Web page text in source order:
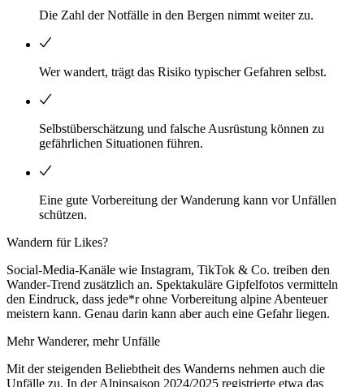
Die Zahl der Notfälle in den Bergen nimmt weiter zu.
Wer wandert, trägt das Risiko typischer Gefahren selbst.
Selbstüberschätzung und falsche Ausrüstung können zu
gefährlichen Situationen führen.
Eine gute Vorbereitung der Wanderung kann vor Unfällen
schützen.
Wandern für Likes?
Social-Media-Kanäle wie Instagram, TikTok & Co. treiben den
Wander-Trend zusätzlich an. Spektakuläre Gipfelfotos vermitteln
den Eindruck, dass jede*r ohne Vorbereitung alpine Abenteuer
meistern kann. Genau darin kann aber auch eine Gefahr liegen.
Mehr Wanderer, mehr Unfälle
Mit der steigenden Beliebtheit des Wanderns nehmen auch die
Unfälle zu. In der Alpinsaison 2024/2025 registrierte etwa das